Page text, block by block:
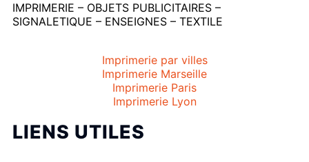
IMPRIMERIE – OBJETS PUBLICITAIRES –
SIGNALETIQUE – ENSEIGNES – TEXTILE
Imprimerie par villes
Imprimerie Marseille
Imprimerie Paris
Imprimerie Lyon
LIENS UTILES